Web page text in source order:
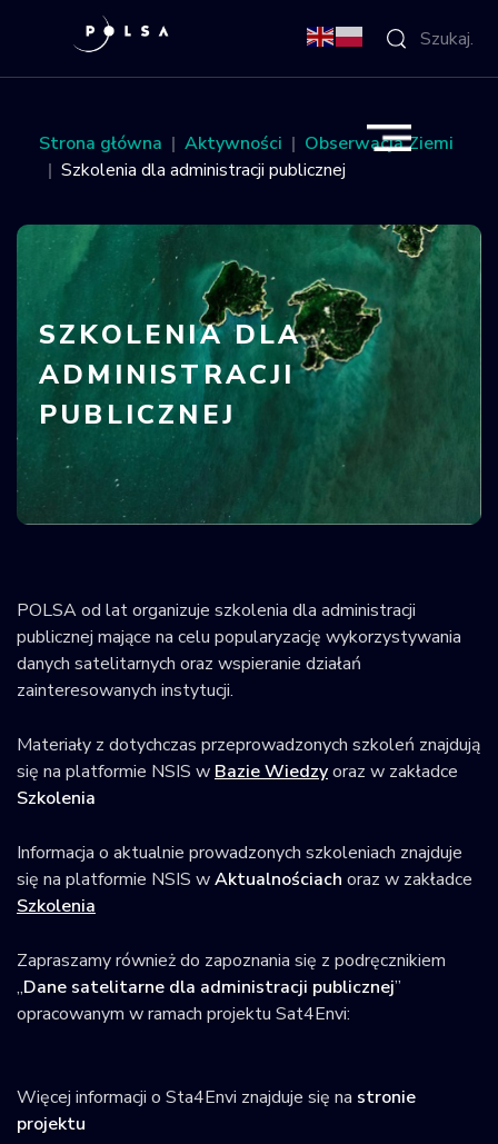
O Agencji
Misja IGNIS
NSIS
Sektor
Polska w
kosmosie
Krajowy Rejestr
Strona główna Aktywności
Obserwacja Ziemi
Szkolenia dla administracji publicznej
SZKOLENIA DLA
ADMINISTRACJI
PUBLICZNEJ
POLSA od lat organizuje szkolenia dla administracji
publicznej mające na celu popularyzację wykorzystywania
danych satelitarnych oraz wspieranie działań
zainteresowanych instytucji.
Materiały z dotychczas przeprowadzonych szkoleń znajdują
się na platformie NSIS w Bazie Wiedzyoraz w zakładce
Szkolenia
Informacja o aktualnie prowadzonych szkoleniach znajduje
się na platformie NSIS wAktualnościach oraz w zakładce
Szkolenia
Zapraszamy również do zapoznania się z podręcznikiem
„Dane satelitarne dla administracji publicznej”
opracowanym w ramach projektu Sat4Envi:
Więcej informacji o Sta4Envi znajduje się na stronie
projektu